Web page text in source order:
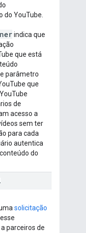
do YouTube.
indica que
que está
parâmetro
que
de
acesso a
sem ter
para cada
autentica
do
solicitação
parceiros de